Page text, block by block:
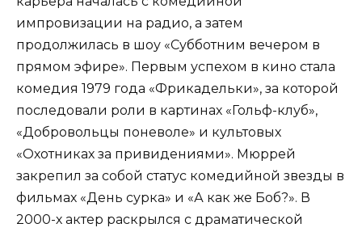
импровизации на радио, а затем
продолжилась в шоу «Субботним вечером в
прямом эфире». Первым успехом в кино стала
комедия 1979 года «Фрикадельки», за которой
последовали роли в картинах «Гольф-клуб»,
«Добровольцы поневоле» и культовых
«Охотниках за привидениями». Мюррей
закрепил за собой статус комедийной звезды в
фильмах «День сурка» и «А как же Боб?». В
2000-х актер раскрылся с драматической